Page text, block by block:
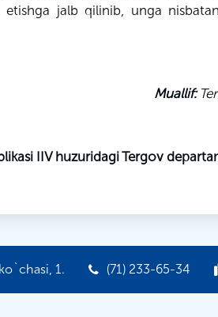
jalb qilinib, unga
Muallif:
IIV huzuridagi Tergov
1. (71) 233-65-34